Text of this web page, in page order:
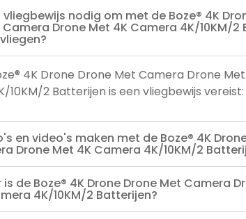
vliegbewijs nodig om met de Boze® 4K
Camera Drone Met 4K Camera 4K/10KM/2
4K Drone Drone Met Camera Drone
10KM/2 Batterijen is een vliegbewijs vereist:
en video's maken met de Boze® 4K
Drone Met 4K Camera 4K/10KM/2
is de Boze® 4K Drone Drone Met Camera
4K/10KM/2 Batterijen?